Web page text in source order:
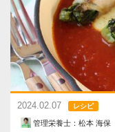
2024.02.07 レシピ
管理栄養士：松本 海保